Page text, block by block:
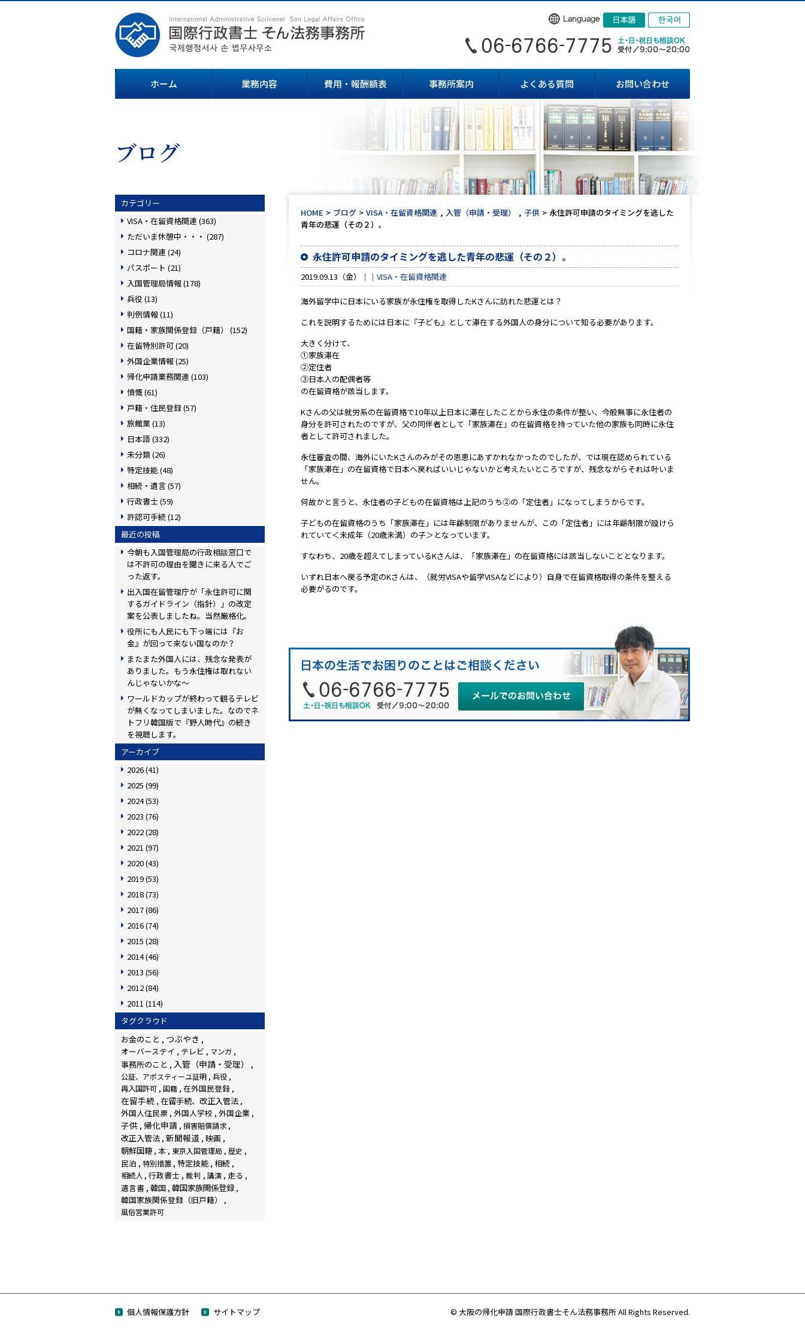
ホーム 業務内容 費用・報酬額表 事務所案内 よくある質問 お問い合わせ
ブログ
HOME ブログ VISA・在留資格関連 入管（申請・受理） 子供
永住許可申請のタイミングを逃した
青年の悲運（その２）。
永住許可申請のタイミングを逃した青年の悲運（その２）。
2019.09.13（金） VISA・在留資格関連
海外留学中に日本にいる家族が永住権を取得したKさんに訪れた悲運とは？
これを説明するためには日本に『子ども』として滞在する外国人の身分について知る必要があります。
大きく分けて、
①家族滞在
②定住者
③日本人の配偶者等
の在留資格が該当します。
Kさんの父は就労系の在留資格で10年以上日本に滞在したことから永住の条件が整い、今般無事に永住者の
身分を許可されたのですが、父の同伴者として「家族滞在」の在留資格を持っていた他の家族も同時に永住
者として許可されました。
永住審査の間、海外にいたKさんのみがその恩恵にあずかれなかったのでしたが、では現在認められている
「家族滞在」の在留資格で日本へ戻ればいいじゃないかと考えたいところですが、残念ながらそれは叶いま
せん。
何故かと言うと、永住者の子どもの在留資格は上記のうち②の「定住者」になってしまうからです。
子どもの在留資格のうち「家族滞在」には年齢制限がありませんが、この「定住者」には年齢制限が設けら
れていて＜未成年（20歳未満）の子＞となっています。
すなわち、20歳を超えてしまっているKさんは、「家族滞在」の在留資格には該当しないこととなります。
いずれ日本へ戻る予定のKさんは、（就労VISAや留学VISAなどにより）自身で在留資格取得の条件を整える
必要がるのです。
カテゴリー
VISA・在留資格関連 (363)
ただいま休憩中・・・ (287)
コロナ関連 (24)
パスポート (21)
入国管理局情報 (178)
兵役 (13)
判例情報 (11)
国籍・家族関係登録（戸籍） (152)
在留特別許可 (20)
外国企業情報 (25)
帰化申請業務関連 (103)
憤慨 (61)
戸籍・住民登録 (57)
旅館業 (13)
日本語 (332)
未分類 (26)
特定技能 (48)
相続・遺言 (57)
行政書士 (59)
許認可手続 (12)
最近の投稿
今朝も入国管理局の行政相談窓口で
は不許可の理由を聞きに来る人でご
った返す。
出入国在留管理庁が「永住許可に関
するガイドライン（指針）」の改定
案を公表しましたね。当然厳格化。
役所にも人民にも下っ端には『お
金』が回って来ない国なのか？
またまた外国人には、残念な発表が
ありました。もう永住権は取れない
んじゃないかな〜
ワールドカップが終わって観るテレビ
が無くなってしまいました。なのでネ
トフリ韓国版で『野人時代』の続き
を視聴します。
アーカイブ
2026(41)
2025 (99)
2024(53)
2023 (76)
2022(28)
2021 (97)
2020(43)
2019(53)
2018(73)
2017(86)
2016(74)
2015 (28)
2014(46)
2013 (56)
2012(84)
2011 (114)
タグクラウド
お金のこと
つぶやき
オーバーステイ テレビ マンガ
事務所のこと 入管（申請・受理）
公証、アポスティーユ証明 兵役
再入国許可 国籍 在外国民登録
在留手続 在留手続、改正入管法
外国人住民票 外国人学校 外国企業
子供 帰化申請 損害賠償請求
改正入管法 新聞報道 映画
朝鮮国籍 本 東京入国管理局 歴史
民泊 特別措置 特定技能 相続
相続人 行政書士 裁判 講演
走る
遺言書 韓国 韓国家族関係登録
韓国家族関係登録（旧戸籍）
風俗営業許可
個人情報保護方針 サイトマップ © 大阪の帰化申請 国際行政書士そん法務事務所All Rights Reserved.